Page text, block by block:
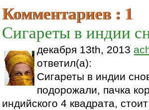
Комментариев : 1
Сигареты в индии
декабря 13th, 2013
ответил(а):
Сигареты в индии
подорожали, пачка
индийского 4 квадрата,